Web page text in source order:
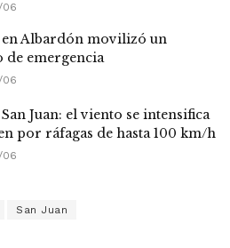
06
Albardón movilizó un
de emergencia
06
Juan: el viento se intensifica
por ráfagas de hasta 100 km/h
06
San Juan